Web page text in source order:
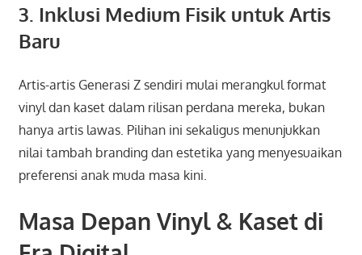
3. Inklusi Medium Fisik untuk Artis
Baru
Artis-artis Generasi Z sendiri mulai merangkul format
vinyl dan kaset dalam rilisan perdana mereka, bukan
hanya artis lawas. Pilihan ini sekaligus menunjukkan
nilai tambah branding dan estetika yang menyesuaikan
preferensi anak muda masa kini.
Masa Depan Vinyl & Kaset di